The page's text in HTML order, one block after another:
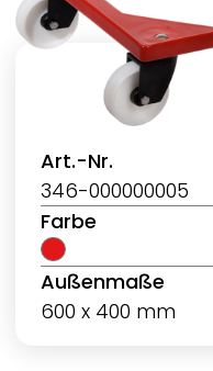
Art.-Nr.
346-000000005
Farbe
Außenmaße
600 x 400 mm